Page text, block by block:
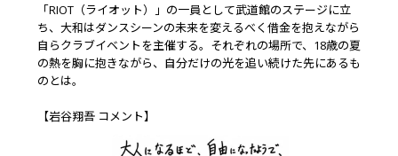
「RIOT（ライオット）」の一員として武道館のステージに立
ち、大和はダンスシーンの未来を変えるべく借金を抱えながら
自らクラブイベントを主催する。それぞれの場所で、18歳の夏
の熱を胸に抱きながら、自分だけの光を追い続けた先にあるも
のとは――。
【岩谷翔吾 コメント】